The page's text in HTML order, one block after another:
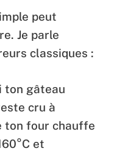
peut
Je parle
classiques :
ton gâteau
cru à
ton four chauffe
et